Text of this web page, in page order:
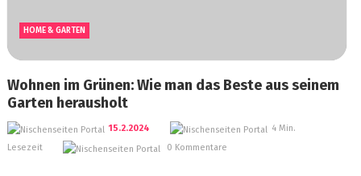
HOME & GARTEN
Wohnen im Grünen: Wie man das Beste aus seinem
Garten herausholt
15.2.2024
4 Min.
Lesezeit
0 Kommentare